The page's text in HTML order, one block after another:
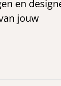
en
jouw